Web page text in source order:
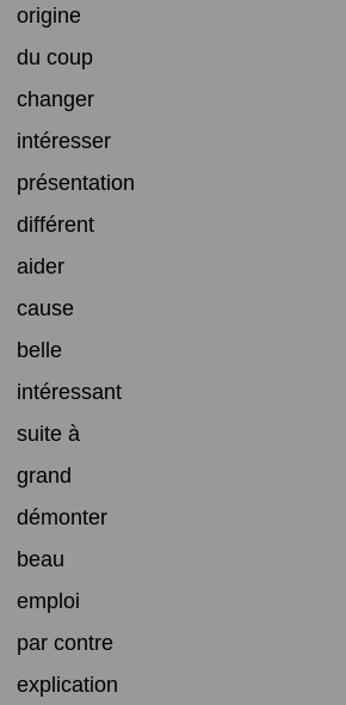
origine
du coup
changer
intéresser
présentation
différent
aider
cause
belle
intéressant
suite à
grand
démonter
beau
emploi
par contre
explication